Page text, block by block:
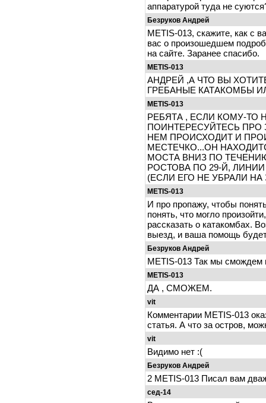
аппаратурой туда не
Безруков Андрей
METIS-013, скажите, как с
вас о произошедшем
на сайте. Заранее спасибо.
METIS-013
АНДРЕЙ ,А ЧТО ВЫ
ГРЕБАНЫЕ КАТАКОМБЫ
METIS-013
РЕБЯТА , ЕСЛИ КОМУ-ТО
ПОИНТЕРЕСУЙТЕСЬ ПРО
НЕМ ПРОИСХОДИТ И
МЕСТЕЧКО...ОН
МОСТА ВНИЗ ПО
РОСТОВА ПО 29-Й,
(ЕСЛИ ЕГО НЕ УБРАЛИ НА
METIS-013
И про пропажу, чтобы
понять, что могло
рассказать о катакомбах.
выезд, и ваша помощь
Безруков Андрей
METIS-013 Так мы смождем
METIS-013
ДА , СМОЖЕМ.
vit
Комментарии METIS-013
статья. А что за остров,
vit
Видимо нет :(
Безруков Андрей
2 METIS-013 Писал вам
сед-14